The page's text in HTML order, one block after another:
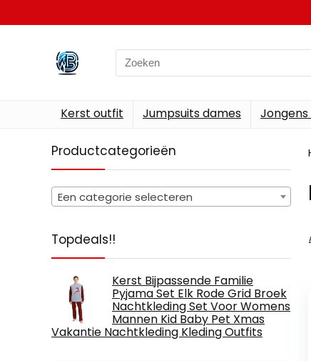
Search
for:
Kerst outfit Jumpsuits dames
Productcategorieën
Een categorie selecteren
Topdeals!!
Kerst Bijpassende Familie
Pyjama Set Elk Rode Grid Broek
Nachtkleding Set Voor Womens
Mannen Kid Baby Pet Xmas
Vakantie Nachtkleding Kleding Outfits